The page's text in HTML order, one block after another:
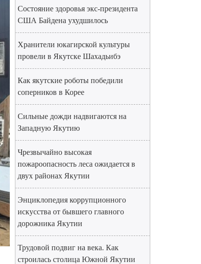
Состояние здоровья экс-президента
США Байдена ухудшилось
Хранители юкагирской культуры
провели в Якутске Шахадьибэ
Как якутские роботы победили
соперников в Корее
Сильные дожди надвигаются на
Западную Якутию
Чрезвычайно высокая
пожароопасность леса ожидается в
двух районах Якутии
Энциклопедия коррупционного
искусства от бывшего главного
дорожника Якутии
Трудовой подвиг на века. Как
строилась столица Южной Якутии